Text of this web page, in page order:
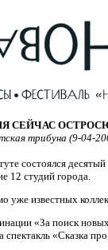
СЕЙЧАС
трибуна (9-04-
состоялся
12 студий города.
уже известных
«За поиск
спектакль «Сказка